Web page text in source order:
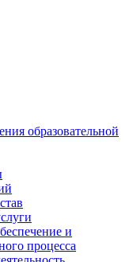
образовательной
и
процесса